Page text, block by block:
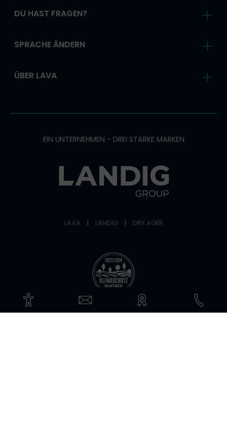
DU HAST FRAGEN?
SPRACHE ÄNDERN
ÜBER LAVA
EIN UNTERNEHMEN - DREI STARKE MARKEN
LAVA | LANDIG | DRY AGER